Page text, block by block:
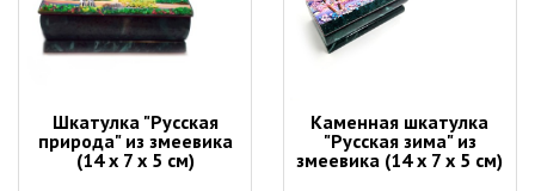
Шкатулка "Русская
природа" из змеевика
(14 х 7 х 5 см)
Каменная шкатулка
"Русская зима" из
змеевика (14 х 7 х 5 см)